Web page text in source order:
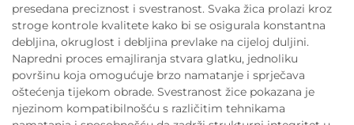
presedana preciznost i svestranost. Svaka žica prolazi kroz
stroge kontrole kvalitete kako bi se osigurala konstantna
debljina, okruglost i debljina prevlake na cijeloj duljini.
Napredni proces emajliranja stvara glatku, jednoliku
površinu koja omogućuje brzo namatanje i sprječava
oštećenja tijekom obrade. Svestranost žice pokazana je
njezinom kompatibilnošću s različitim tehnikama